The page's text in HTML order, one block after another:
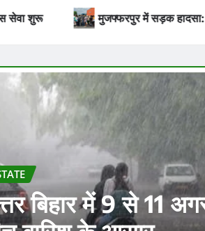
वाहन ने बाइक सवार को कुचला, मौके पर मौत
हेल्थ
गंभीर बीमार पत्नी
पर लादकर डॉक्टर के
पति, स्ट्रेचर नहीं
deepak Aug 7, 2026 0